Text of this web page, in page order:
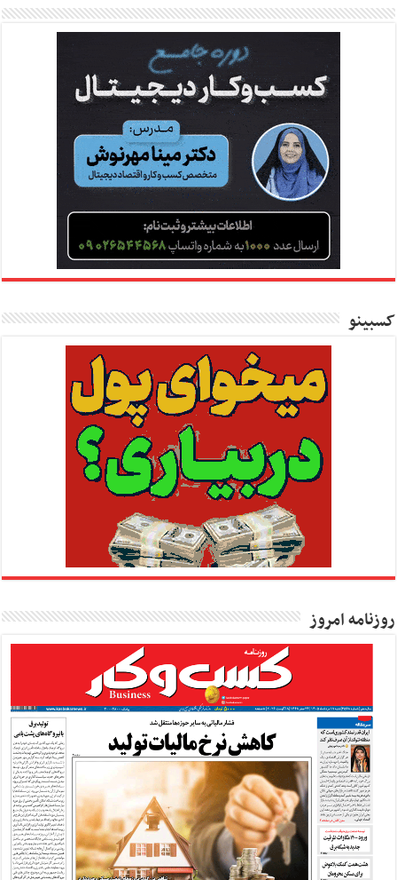
کسبینو
روزنامه امروز